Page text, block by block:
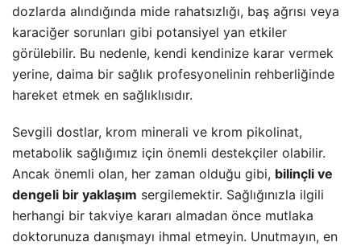
dozlarda alındığında mide rahatsızlığı, baş ağrısı veya
karaciğer sorunları gibi potansiyel yan etkiler
görülebilir. Bu nedenle, kendi kendinize karar vermek
yerine, daima bir sağlık profesyonelinin rehberliğinde
hareket etmek en sağlıklısıdır.
Sevgili dostlar, krom minerali ve krom pikolinat,
metabolik sağlığımız için önemli destekçiler olabilir.
Ancak önemli olan, her zaman olduğu gibi, bilinçli ve
dengeli bir yaklaşım sergilemektir. Sağlığınızla ilgili
herhangi bir takviye kararı almadan önce mutlaka
doktorunuza danışmayı ihmal etmeyin. Unutmayın, en